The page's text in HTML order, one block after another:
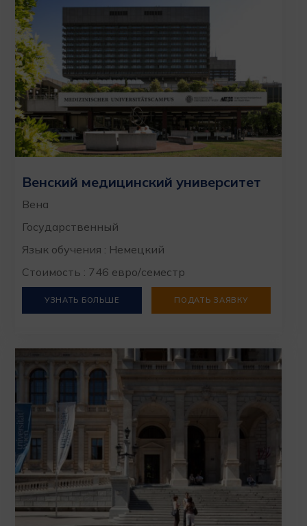
Венский медицинский университет
Вена
Государственный
Язык обучения : Немецкий
Стоимость : 746 евро/семестр
УЗНАТЬ БОЛЬШЕ ПОДАТЬ ЗАЯВКУ